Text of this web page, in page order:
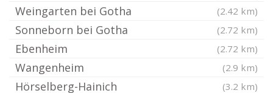
Weingarten bei Gotha (2.42 km)
Sonneborn bei Gotha (2.72 km)
Ebenheim (2.72 km)
Wangenheim (2.9 km)
Hörselberg-Hainich (3.2 km)